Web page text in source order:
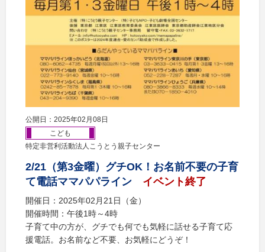
公開日：2025年02月08日
こども
特定非営利活動法人こうとう親子センター
2/21（第3金曜）グチOK！お名前不要の子育
て電話ママパパライン
イベント終了
開催日：2025年02月21日（金）
開催時間：午後1時～4時
子育て中の方が、グチでも何でも気軽に話せる子育て応
援電話。お名前など不要、お気軽にどうぞ！